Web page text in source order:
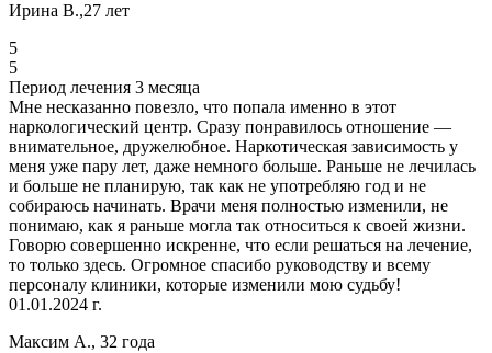
Ирина В.,27 лет
5
5
Период лечения 3 месяца
Мне несказанно повезло, что попала именно в этот
наркологический центр. Сразу понравилось отношение —
внимательное, дружелюбное. Наркотическая зависимость у
меня уже пару лет, даже немного больше. Раньше не лечилась
и больше не планирую, так как не употребляю год и не
собираюсь начинать. Врачи меня полностью изменили, не
понимаю, как я раньше могла так относиться к своей жизни.
Говорю совершенно искренне, что если решаться на лечение,
то только здесь. Огромное спасибо руководству и всему
персоналу клиники, которые изменили мою судьбу!
01.01.2024 г.
Максим А., 32 года